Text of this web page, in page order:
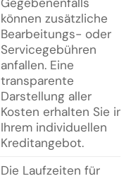
können zusätzliche
Bearbeitungs- oder
Servicegebühren
anfallen. Eine
transparente
Darstellung aller
Kosten erhalten Sie in
Ihrem individuellen
Kreditangebot.
Die Laufzeiten für